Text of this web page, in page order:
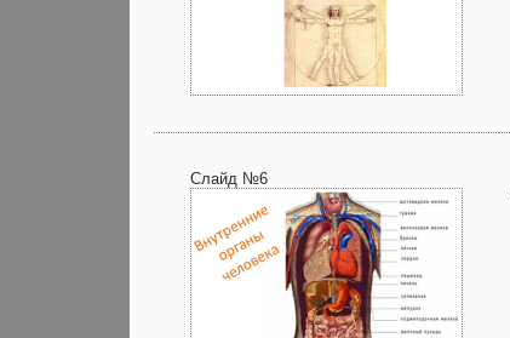
Слайд №6